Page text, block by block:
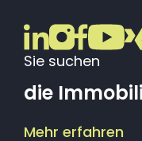
Sie suchen
die
Mehr erfahren